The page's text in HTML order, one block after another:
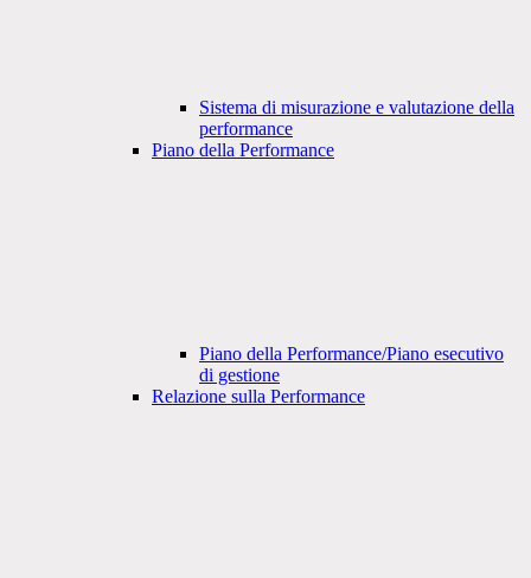
Sistema di misurazione e valutazione della
performance
Piano della Performance
Piano della Performance/Piano esecutivo
di gestione
Relazione sulla Performance